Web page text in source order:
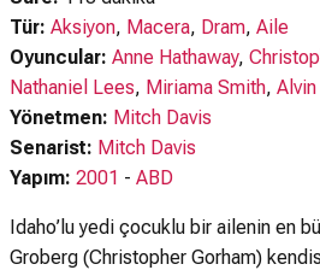
Tür: Aksiyon, Macera, Dram, Aile
Oyuncular: Anne Hathaway,
Nathaniel Lees, Miriama Smith,
Yönetmen: Mitch Davis
Senarist: Mitch Davis
Yapım: 2001 - ABD
Idaho’lu yedi çocuklu bir ailenin en
Groberg (Christopher Gorham)